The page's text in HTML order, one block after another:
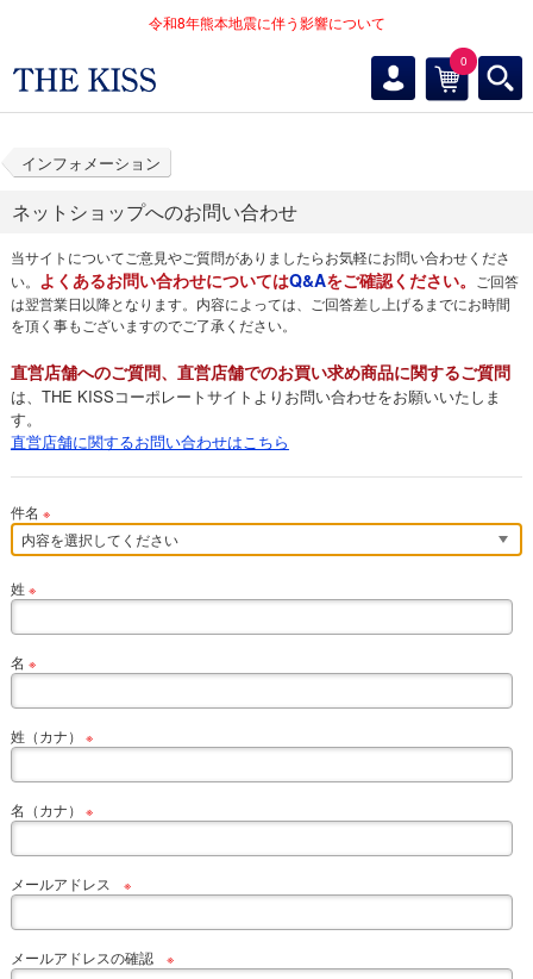
令和8年熊本地震に伴う影響について
0
インフォメーション
ネットショップへのお問い合わせ
当サイトについてご意見やご質問がありましたらお気軽にお問い合わせくださ
い。 よくあるお問い合わせについてはQ&Aをご確認ください。
ご回答
は翌営業日以降となります。内容によっては、ご回答差し上げるまでにお時間
を頂く事もございますのでご了承ください。
直営店舗へのご質問、直営店舗でのお買い求め商品に関するご質問
は、THE KISSコーポレートサイトよりお問い合わせをお願いいたしま
す。
直営店舗に関するお問い合わせはこちら
件名 ※
姓 ※
名 ※
姓（カナ） ※
名（カナ） ※
メールアドレス ※
メールアドレスの確認※